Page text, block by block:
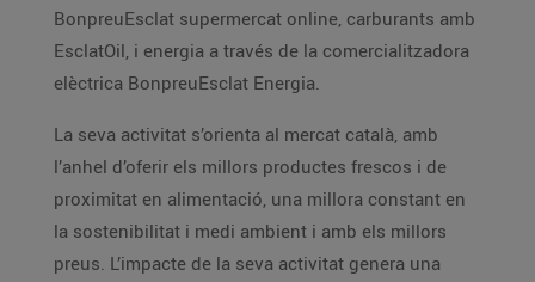
BonpreuEsclat supermercat online, carburants amb
EsclatOil, i energia a través de la comercialitzadora
elèctrica BonpreuEsclat Energia.
La seva activitat s’orienta al mercat català, amb
l’anhel d’oferir els millors productes frescos i de
proximitat en alimentació, una millora constant en
la sostenibilitat i medi ambient i amb els millors
preus. L’impacte de la seva activitat genera una